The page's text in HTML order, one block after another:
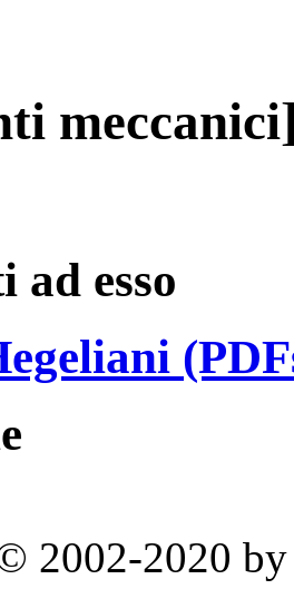
ad esso
2002-2020 by